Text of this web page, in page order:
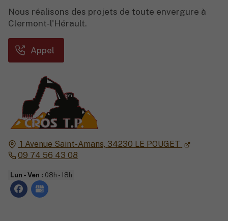
1 Avenue Saint-Amans, 34230 LE POUGET
09 74 56 43 08
Lun - Ven : 08h - 18h
Nous réalisons des projets de toute envergure à
Clermont-l'Hérault.
Appel